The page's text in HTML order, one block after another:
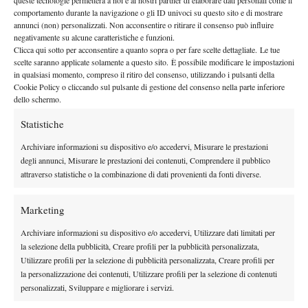
comportamento durante la navigazione o gli ID univoci su questo sito e di mostrare
annunci (non) personalizzati. Non acconsentire o ritirare il consenso può influire
negativamente su alcune caratteristiche e funzioni.
Clicca qui sotto per acconsentire a quanto sopra o per fare scelte dettagliate. Le tue
scelte saranno applicate solamente a questo sito. È possibile modificare le impostazioni
in qualsiasi momento, compreso il ritiro del consenso, utilizzando i pulsanti della
Cookie Policy o cliccando sul pulsante di gestione del consenso nella parte inferiore
dello schermo.
Statistiche
Archiviare informazioni su dispositivo e/o accedervi, Misurare le prestazioni
degli annunci, Misurare le prestazioni dei contenuti, Comprendere il pubblico
attraverso statistiche o la combinazione di dati provenienti da fonti diverse.
Marketing
Archiviare informazioni su dispositivo e/o accedervi, Utilizzare dati limitati per
la selezione della pubblicità, Creare profili per la pubblicità personalizzata,
Utilizzare profili per la selezione di pubblicità personalizzata, Creare profili per
la personalizzazione dei contenuti, Utilizzare profili per la selezione di contenuti
personalizzati, Sviluppare e migliorare i servizi.
sempre. Il primo punto è fondamentale, tanto che alcuni se lo
comprano!(e lo sappiamo bene! n.d.a.).Grazie ai miei
allenatori, dopo vari tentativi, sono riuscito a prendere il primo
punto: incredibilmente in Ecuador e sulla terra! Io che sono da
veloce! Il primo punto è stato senz’altro il punto più bello! Da lì
mi sono sbloccato e dopo un mese e mezzo ero 780! E sul veloce
da allora non ho mai perso al primo turno!
la vittoria più bella, quella su Mackin in Inghilterra in una
semifinale di un 15.000$
solo vincenti e io non ci stavo capendo assolutamente niente. Poi
“Come on” o “Forza” e grazie a qualche bel passante l’ho
brekkato due volte di seguito salendo 4-1. Da lì il match è
cambiato: lui non tirava più tutti quei vincenti, che invece
iniziavo a tirare io!”